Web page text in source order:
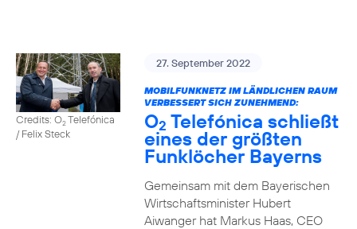
Credits: O2Telefónica
/ Felix Steck
27. September 2022
MOBILFUNKNETZ IM LÄNDLICHEN RAUM
VERBESSERT SICH ZUNEHMEND:
O2 Telefónica schließt
eines der größten
Funklöcher Bayerns
Gemeinsam mit dem Bayerischen
Wirtschaftsminister Hubert
Aiwanger hat Markus Haas, CEO